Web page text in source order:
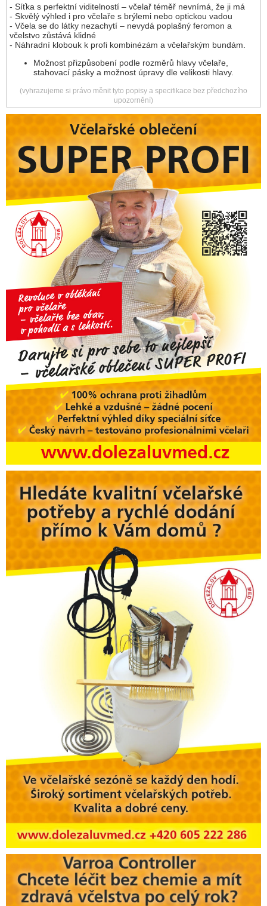
- Síťka s perfektní viditelností – včelař téměř nevnímá, že ji má
- Skvělý výhled i pro včelaře s brýlemi nebo optickou vadou
- Včela se do látky nezachytí – nevydá poplašný feromon a
včelstvo zůstává klidné
- Náhradní klobouk k profi kombinézám a včelařským bundám.
Možnost přizpůsobení podle rozměrů hlavy včelaře,
stahovací pásky a možnost úpravy dle velikosti hlavy.
(vyhrazujeme si právo měnit tyto popisy a specifikace bez předchozího
upozornění)